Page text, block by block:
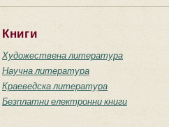
Книги
Художествена литература
Научна литература
Краеведска литература
Безплатни електронни книги